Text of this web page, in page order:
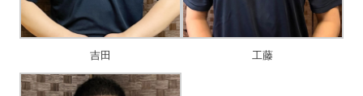
吉田 工藤